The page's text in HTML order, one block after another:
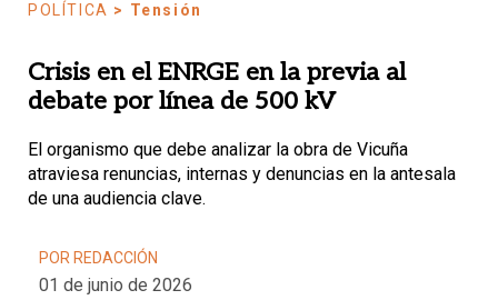
POLÍTICA > Tensión
Crisis en el ENRGE en la previa al
debate por línea de 500 kV
El organismo que debe analizar la obra de Vicuña
atraviesa renuncias, internas y denuncias en la antesala
de una audiencia clave.
POR REDACCIÓN
01 de junio de 2026